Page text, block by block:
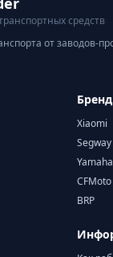
средств
от заводов-
Xiaomi
Segway
Yamaha
CFMoto
BRP